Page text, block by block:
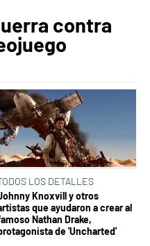
contra
LOS DETALLES
Knoxvill y otros
que ayudaron a crear al
Nathan Drake,
de 'Uncharted'